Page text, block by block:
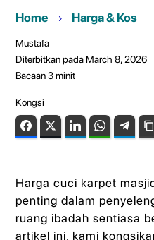
Home Harga & Kos
Mustafa
Diterbitkan pada March 8, 2026
Bacaan 3 minit
Kongsi
FacebookTwitter LinkedIn WhatsApp
Harga cuci karpet
penting dalam
ruang ibadah sentiasa
artikel ini, kami